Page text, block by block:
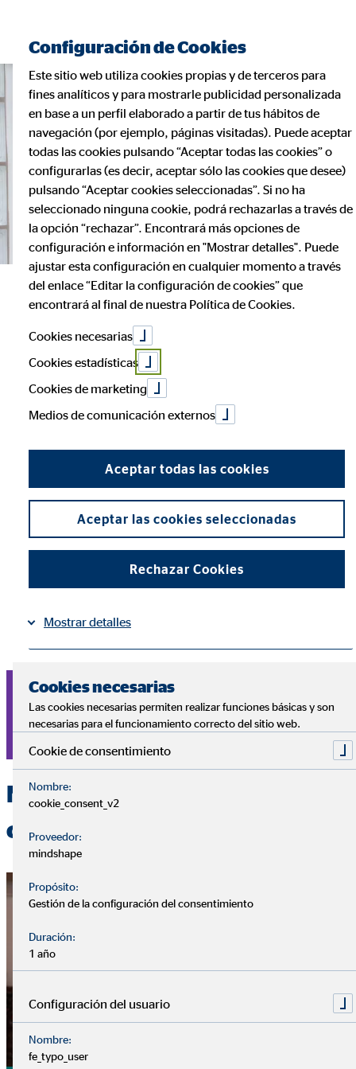
Sé un consultor
financiero en OVB
Empieza tu carrera con nosotros ahora:
Como consultor financiero de OVB puedes esperar una
jornada laboral flexible, una remuneración basada en el
rendimiento y oportunidades de desarrollo continuo. Únete
consultores financieros de OVB en toda Europa, para
ofrecer un apoyo transparente y a largo plazo a nuestros
clientes en todos los aspectos de sus finanzas, su previsión
y protección. A través de la empatía, la experiencia y los
deseos personales.
Solo tienes que solicitar un consultor en tu zona.
Busca consultores financieros ahora
Nuestros servicios de
consultoría a clientes
Configuración de Cookies
Este sitio web utiliza cookies propias y de terceros para
fines analíticos y para mostrarle publicidad personalizada
en base a un perfil elaborado a partir de tus hábitos de
navegación (por ejemplo, páginas visitadas). Puede aceptar
todas las cookies pulsando “Aceptar todas las cookies” o
configurarlas (es decir, aceptar sólo las cookies que desee)
pulsando “Aceptar cookies seleccionadas”. Si no ha
seleccionado ninguna cookie, podrá rechazarlas a través de
la opción “rechazar”. Encontrará más opciones de
configuración e información en "Mostrar detalles". Puede
ajustar esta configuración en cualquier momento a través
del enlace “Editar la configuración de cookies” que
encontrará al final de nuestra Política de Cookies.
Cookies necesarias
Cookies estadísticas
Cookies de marketing
Medios de comunicación externos
Aceptar todas las cookies
Aceptar las cookies seleccionadas
Rechazar Cookies
Mostrar detalles
Cookies necesarias
Las cookies necesarias permiten realizar funciones básicas y son
necesarias para el funcionamiento correcto del sitio web.
Cookie de consentimiento
Nombre:
cookie_consent_v2
Proveedor:
mindshape
Propósito:
Gestión de la configuración del consentimiento
Duración:
1 año
Configuración del usuario
Nombre:
fe_typo_user